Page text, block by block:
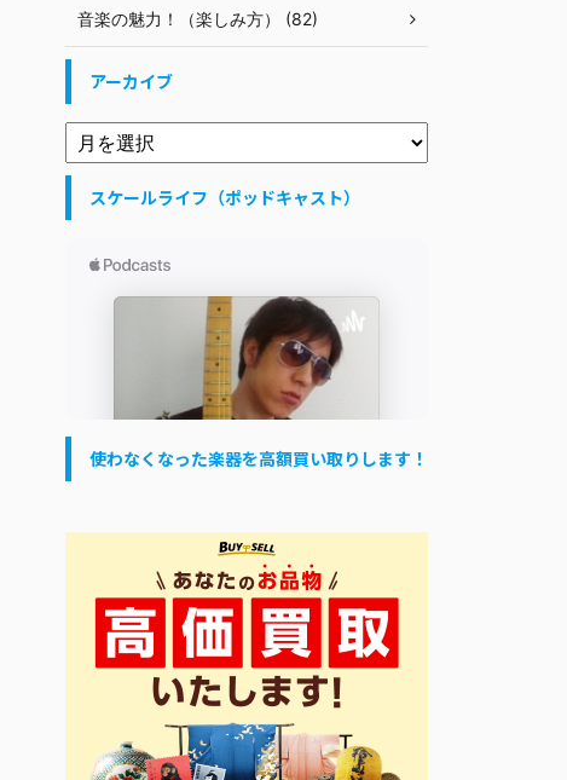
音楽の魅力！（楽しみ方） (82)
アーカイブ
スケールライフ（ポッドキャスト）
使わなくなった楽器を高額買い取りします！